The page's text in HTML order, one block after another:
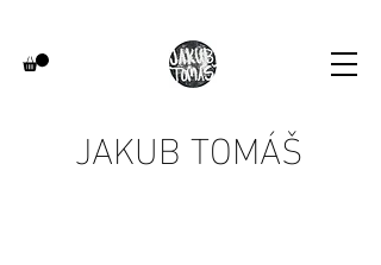
JAKUB TOMÁŠ